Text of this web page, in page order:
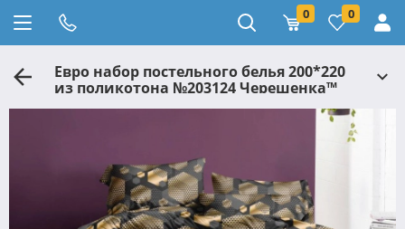
0 0
Евро набор постельного белья 200*220
из поликотона №203124 Черешенка™